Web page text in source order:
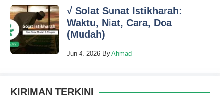
√ Solat Sunat Istikharah:
Waktu, Niat, Cara, Doa
(Mudah)
Jun 4, 2026 By Ahmad
KIRIMAN TERKINI